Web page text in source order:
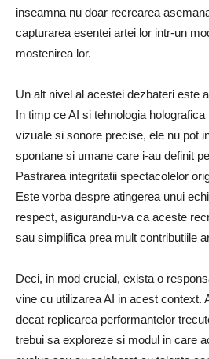
inseamna nu doar recrearea
capturarea esentei artei lor intr-un
mostenirea lor.
Un alt nivel al acestei dezbateri este
In timp ce AI si tehnologia
vizuale si sonore precise, ele nu pot
spontane si umane care i-au definit
Pastrarea integritatii spectacolelor
Este vorba despre atingerea unui
respect, asigurandu-va ca aceste
sau simplifica prea mult contributiile
Deci, in mod crucial, exista o
vine cu utilizarea AI in acest context.
decat replicarea performantelor
trebui sa exploreze si modul in care